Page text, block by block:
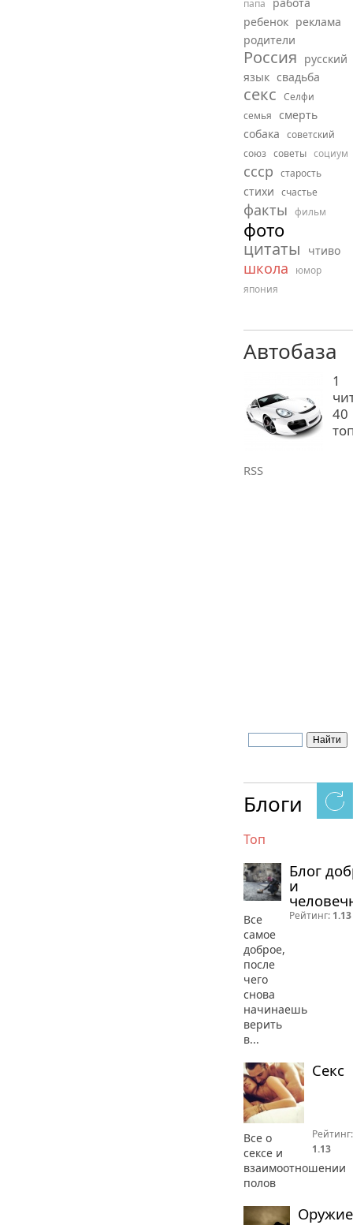
Автобаза
1
40
RSS
папа
ребенок реклама
родители
Россия русский
язык свадьба
секс Селфи
семья смерть
собака советский
союз советы социум
ссср старость
стихи счастье
факты фильм
фото
цитаты чтиво
школа
юмор
япония
Блоги
Топ
Блог
и
Все
самое
доброе,
после
чего
снова
начинаешь
верить
в...
Рейтинг: 1.13
Секс
Все о
сексе и
взаимоотношении
полов
Рейтинг:
1.13
Оружие